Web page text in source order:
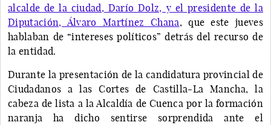
alcalde de la ciudad, Darío Dolz, y el presidente de la
Diputación, Álvaro Martínez Chana, que este jueves
hablaban de “intereses políticos” detrás del recurso de
la entidad.
Durante la presentación de la candidatura provincial de
Ciudadanos a las Cortes de Castilla-La Mancha, la
cabeza de lista a la Alcaldía de Cuenca por la formación
naranja ha dicho sentirse sorprendida ante el